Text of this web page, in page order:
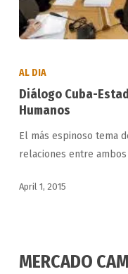
Unidos
Derechos
Humanos
AL DIA
Diálogo Cuba-
Humanos
El más espinoso tema
relaciones entre
April 1, 2015
MERCADO